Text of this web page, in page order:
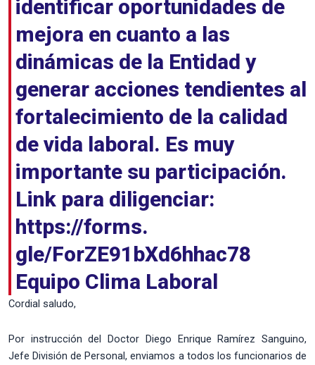
identificar oportunidades de
mejora en cuanto a las
dinámicas de la Entidad y
generar acciones tendientes al
fortalecimiento de la calidad
de vida laboral. Es muy
importante su participación.
Link para diligenciar:
https://forms.
gle/ForZE91bXd6hhac78
Equipo Clima Laboral
Cordial saludo,
Por instrucción del Doctor Diego Enrique Ramírez Sanguino,
Jefe División de Personal, enviamos a todos los funcionarios de